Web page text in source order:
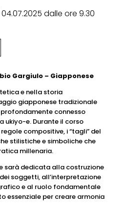
dalle ore 9.30
Gargiulo – Giapponese
e nella storia
giapponese tradizionale
connesso
ukiyo-e. Durante il corso
compositive, i “tagli” del
stilistiche e simboliche che
millenaria.
sarà dedicata alla costruzione
soggetti, all’interpretazione
e al ruolo fondamentale
essenziale per creare armonia